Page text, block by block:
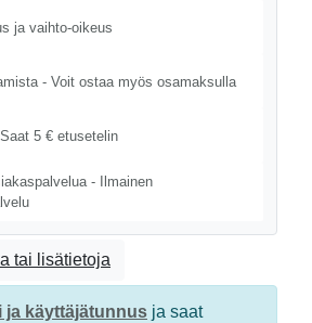
ja vaihto-oikeus
- Voit ostaa myös osamaksulla
5 € etusetelin
- Ilmainen
tai lisätietoja
ja käyttäjätunnus ja saat